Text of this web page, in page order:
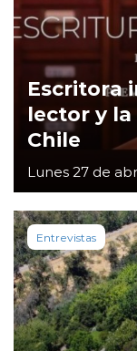
Escritora
lector y
Chile
Lunes 27 de
Entrevistas